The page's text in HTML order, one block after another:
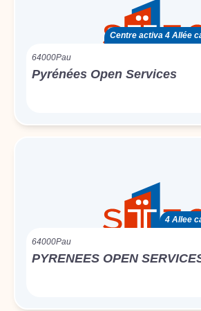
Centre activa 4 Allée
64000Pau
Pyrénées Open Services
4 Allee
64000Pau
PYRENEES OPEN